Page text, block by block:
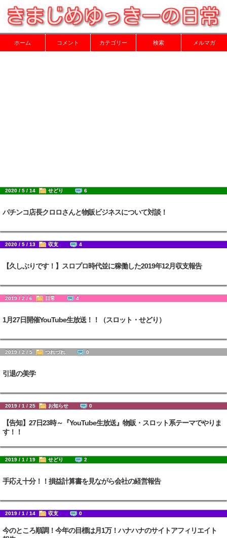
ホーム コメント カテゴリー 検索 メルマガ
2020 / 5 / 14 せどり 6
パチンコ店長クロロさんと物販ビジネスについて対談！
2020 / 5 / 13 収支 4
【久しぶりです！】スロプロ時代並に稼働した2019年12月収支報告
2019 / 2 / 6 日常 4
1月27日開催YouTube生放送！！（スロット・せどり）
2019 / 2 / 5 つれづれ 0
引退の美学
2019 / 1 / 25 お知らせ 0
【告知】27日23時～『YouTube生放送』物販・スロット系テーマでやりま
す！！
2019 / 1 / 19 せどり 2
手応え十分！！損益計算書を見ながら会社の経営報告
2019 / 1 / 14 収支 0
今のところ順調！今年の目標は月1万！ハナハナのサイトアフィリエイト